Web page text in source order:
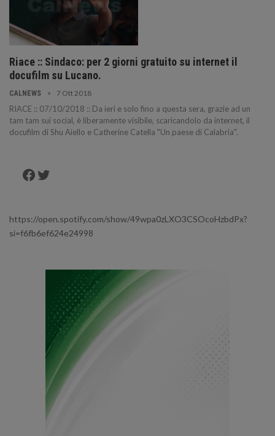
Riace :: Sindaco: per 2 giorni gratuito su internet il
docufilm su Lucano.
CALNEWS 7 Ott 2018
RIACE :: 07/10/2018 :: Da ieri e solo fino a questa sera, grazie ad un
tam tam sui social, è liberamente visibile, scaricandolo da internet, il
docufilm di Shu Aiello e Catherine Catella "Un paese di Calabria".
Facebook
Twitter
https://open.spotify.com/show/49wpa0zLXO3CSOcoHzbdPx?
si=f6fb6ef624e24998